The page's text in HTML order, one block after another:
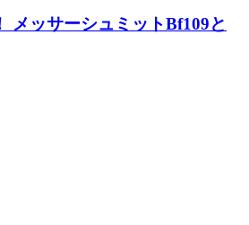
メッサーシュミットBf109と